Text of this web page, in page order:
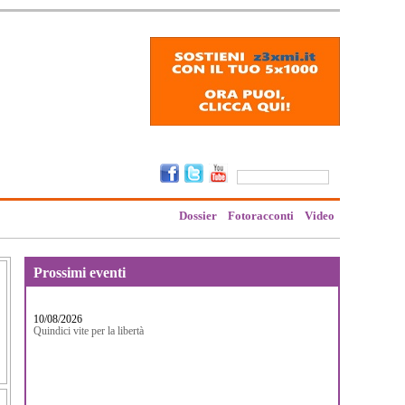
Dossier Fotoracconti Video
Prossimi eventi
10/08/2026
Quindici vite per la libertà